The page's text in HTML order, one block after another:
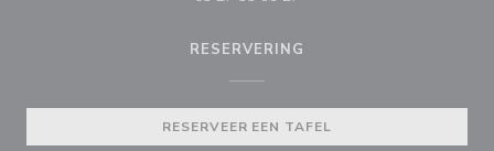
RESERVERING
RESERVEER EEN TAFEL